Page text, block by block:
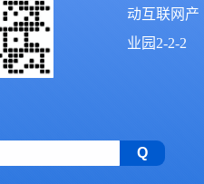
动互联网产
业园2-2-2